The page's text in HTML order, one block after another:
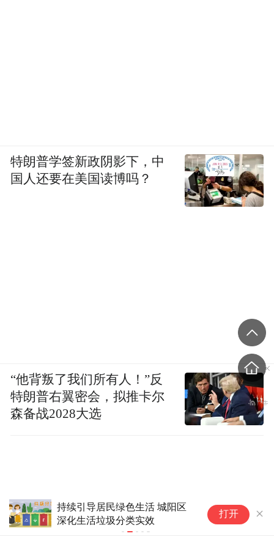
持续引导居民绿色生活 城阳区
深化生活垃圾分类实效
天奥电子：
域
打开
特朗普学签新政阴影下，中
国人还要在美国读博吗？
“他背叛了我们所有人！”反
特朗普右翼密会，拟推卡尔
森备战2028大选